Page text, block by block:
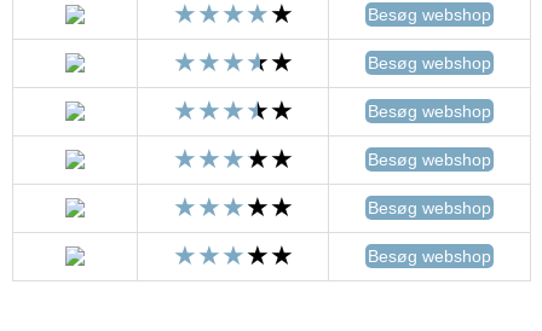
Besøg webshop
Besøg webshop
Besøg webshop
Besøg webshop
Besøg webshop
Besøg webshop